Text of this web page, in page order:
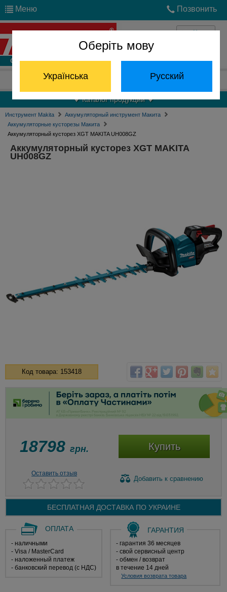
Оберіть мову
Українська Русский
Меню Позвонить
Войти
Отдел запчастей: (068) 824-24-24
Каталог продукции
Инструмент Makita
Аккумуляторный инструмент Макита
Аккумуляторные кусторезы Макита
Аккумуляторный кусторез XGT MAKITA UH008GZ
Аккумуляторный кусторез XGT MAKITA
UH008GZ
Код товара: 153418
18798 грн. Купить
Оставить отзыв
Добавить к сравнению
БЕСПЛАТНАЯ ДОСТАВКА ПО УКРАИНЕ
ОПЛАТА
- наличными
- Visa / MasterCard
- наложенный платеж
- банковский перевод (с НДС)
ГАРАНТИЯ
- гарантия 36 месяцев
- свой сервисный центр
- обмен / возврат
в течение 14 дней
Условия возврата товара